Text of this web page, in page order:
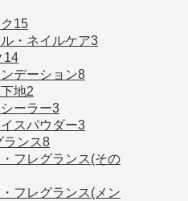
15
・ネイルケア3
14
デーション8
地2
ーラー3
スパウダー3
ンス8
フレグランス(その
フレグランス(メン